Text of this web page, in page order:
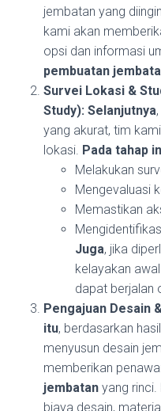
jembatan yang
kami akan
opsi dan informasi
pembuatan
Survei Lokasi &
Study): Selanjutnya
yang akurat, tim
lokasi. Pada tahap
Melakukan
Mengevaluasi
Memastikan
Juga, jika
kelayakan
dapat berjalan
Pengajuan Desain
itu, berdasarkan
menyusun desain
memberikan
jembatan yang
biaya desain,